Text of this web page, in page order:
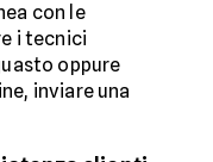
con le
i tecnici
oppure
inviare una